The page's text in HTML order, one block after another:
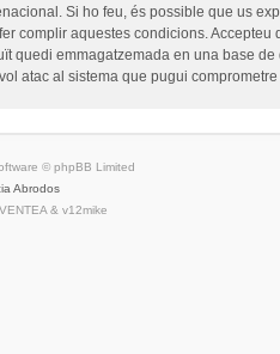
Si ho feu, és possible que us
complir aquestes condicions.
quedi emmagatzemada en una base
atac al sistema que pugui
© phpBB Limited
Abrodos
& v12mike